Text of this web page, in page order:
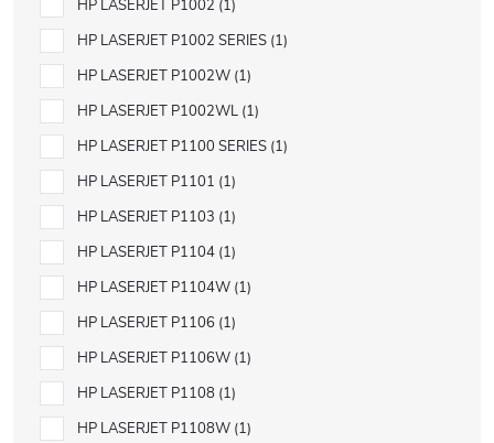
HP LASERJET P1002 1
HP LASERJET P1002 SERIES 1
HP LASERJET P1002W 1
HP LASERJET P1002WL 1
HP LASERJET P1100 SERIES 1
HP LASERJET P1101 1
HP LASERJET P1103 1
HP LASERJET P1104 1
HP LASERJET P1104W 1
HP LASERJET P1106 1
HP LASERJET P1106W 1
HP LASERJET P1108 1
HP LASERJET P1108W 1